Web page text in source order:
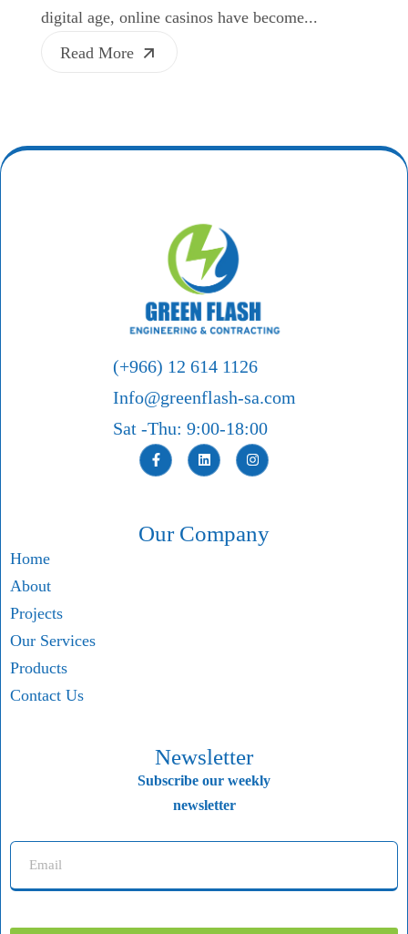
digital age, online casinos have become...
Read More
(+966) 12 614 1126
Info@greenflash-sa.com
Sat -Thu: 9:00-18:00
Our Company
Home
About
Projects
Our Services
Products
Contact Us
Newsletter
Subscribe our weekly
newsletter